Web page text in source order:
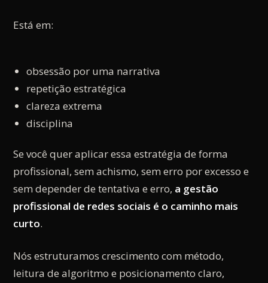
Está em:
obsessão por uma narrativa
repetição estratégica
clareza extrema
disciplina
Se você quer aplicar essa estratégia de forma
profissional, sem achismo, sem erro por excesso e
sem depender de tentativa e erro, a gestão
profissional de redes sociais é o caminho mais
curto.
Nós estruturamos crescimento com método,
leitura de algoritmo e posicionamento claro,